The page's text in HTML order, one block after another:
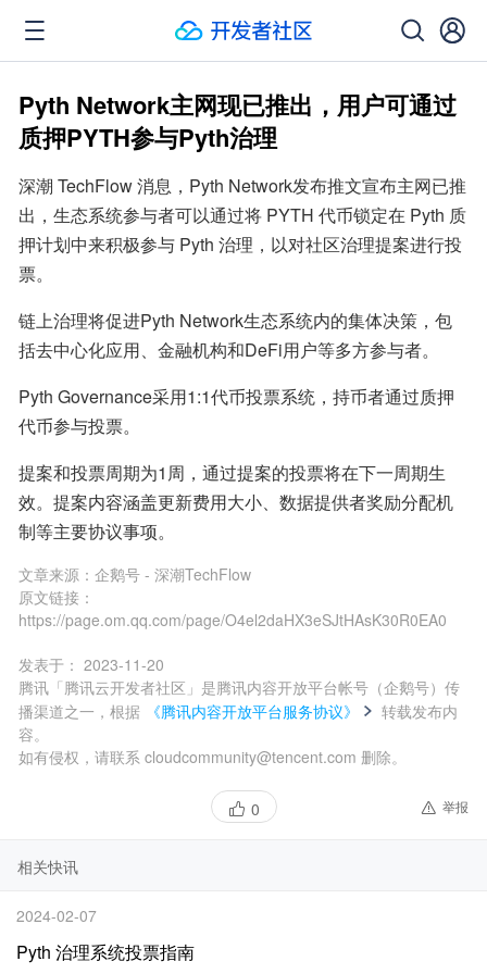
Pyth Network主网现已推出，用户可通过
质押PYTH参与Pyth治理
深潮 TechFlow 消息，Pyth Network发布推文宣布主网已推
出，生态系统参与者可以通过将 PYTH 代币锁定在 Pyth 质
押计划中来积极参与 Pyth 治理，以对社区治理提案进行投
票。
链上治理将促进Pyth Network生态系统内的集体决策，包
括去中心化应用、金融机构和DeFi用户等多方参与者。
Pyth Governance采用1:1代币投票系统，持币者通过质押
代币参与投票。
提案和投票周期为1周，通过提案的投票将在下一周期生
效。提案内容涵盖更新费用大小、数据提供者奖励分配机
制等主要协议事项。
文章来源： 企鹅号 - 深潮TechFlow
原文链接：
https://page.om.qq.com/page/O4el2daHX3eSJtHAsK30R0EA0
发表于： 2023-11-20
腾讯「腾讯云开发者社区」是腾讯内容开放平台帐号（企鹅号）传
播渠道之一，根据
《腾讯内容开放平台服务协议》
转载发布内
容。
如有侵权，请联系 cloudcommunity@tencent.com 删除。
0 举报
相关快讯
2024-02-07
Pyth 治理系统投票指南